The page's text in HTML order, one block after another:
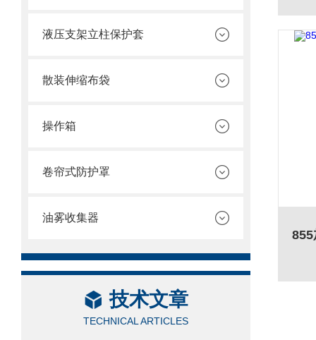
液压支架立柱保护套
散装伸缩布袋
操作箱
卷帘式防护罩
油雾收集器
技术文章
TECHNICAL ARTICLES